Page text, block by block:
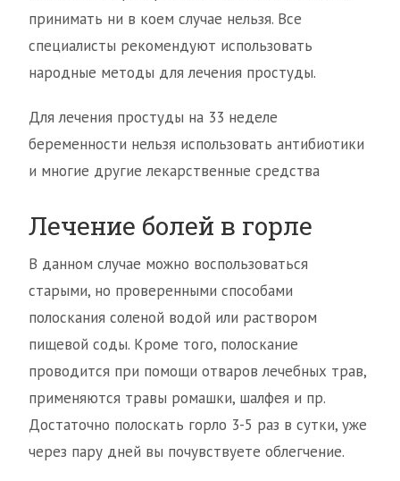
принимать ни в коем случае нельзя. Все
специалисты рекомендуют использовать
народные методы для лечения простуды.
Для лечения простуды на 33 неделе
беременности нельзя использовать антибиотики
и многие другие лекарственные средства
Лечение болей в горле
В данном случае можно воспользоваться
старыми, но проверенными способами
полоскания соленой водой или раствором
пищевой соды. Кроме того, полоскание
проводится при помощи отваров лечебных трав,
применяются травы ромашки, шалфея и пр.
Достаточно полоскать горло 3-5 раз в сутки, уже
через пару дней вы почувствуете облегчение.